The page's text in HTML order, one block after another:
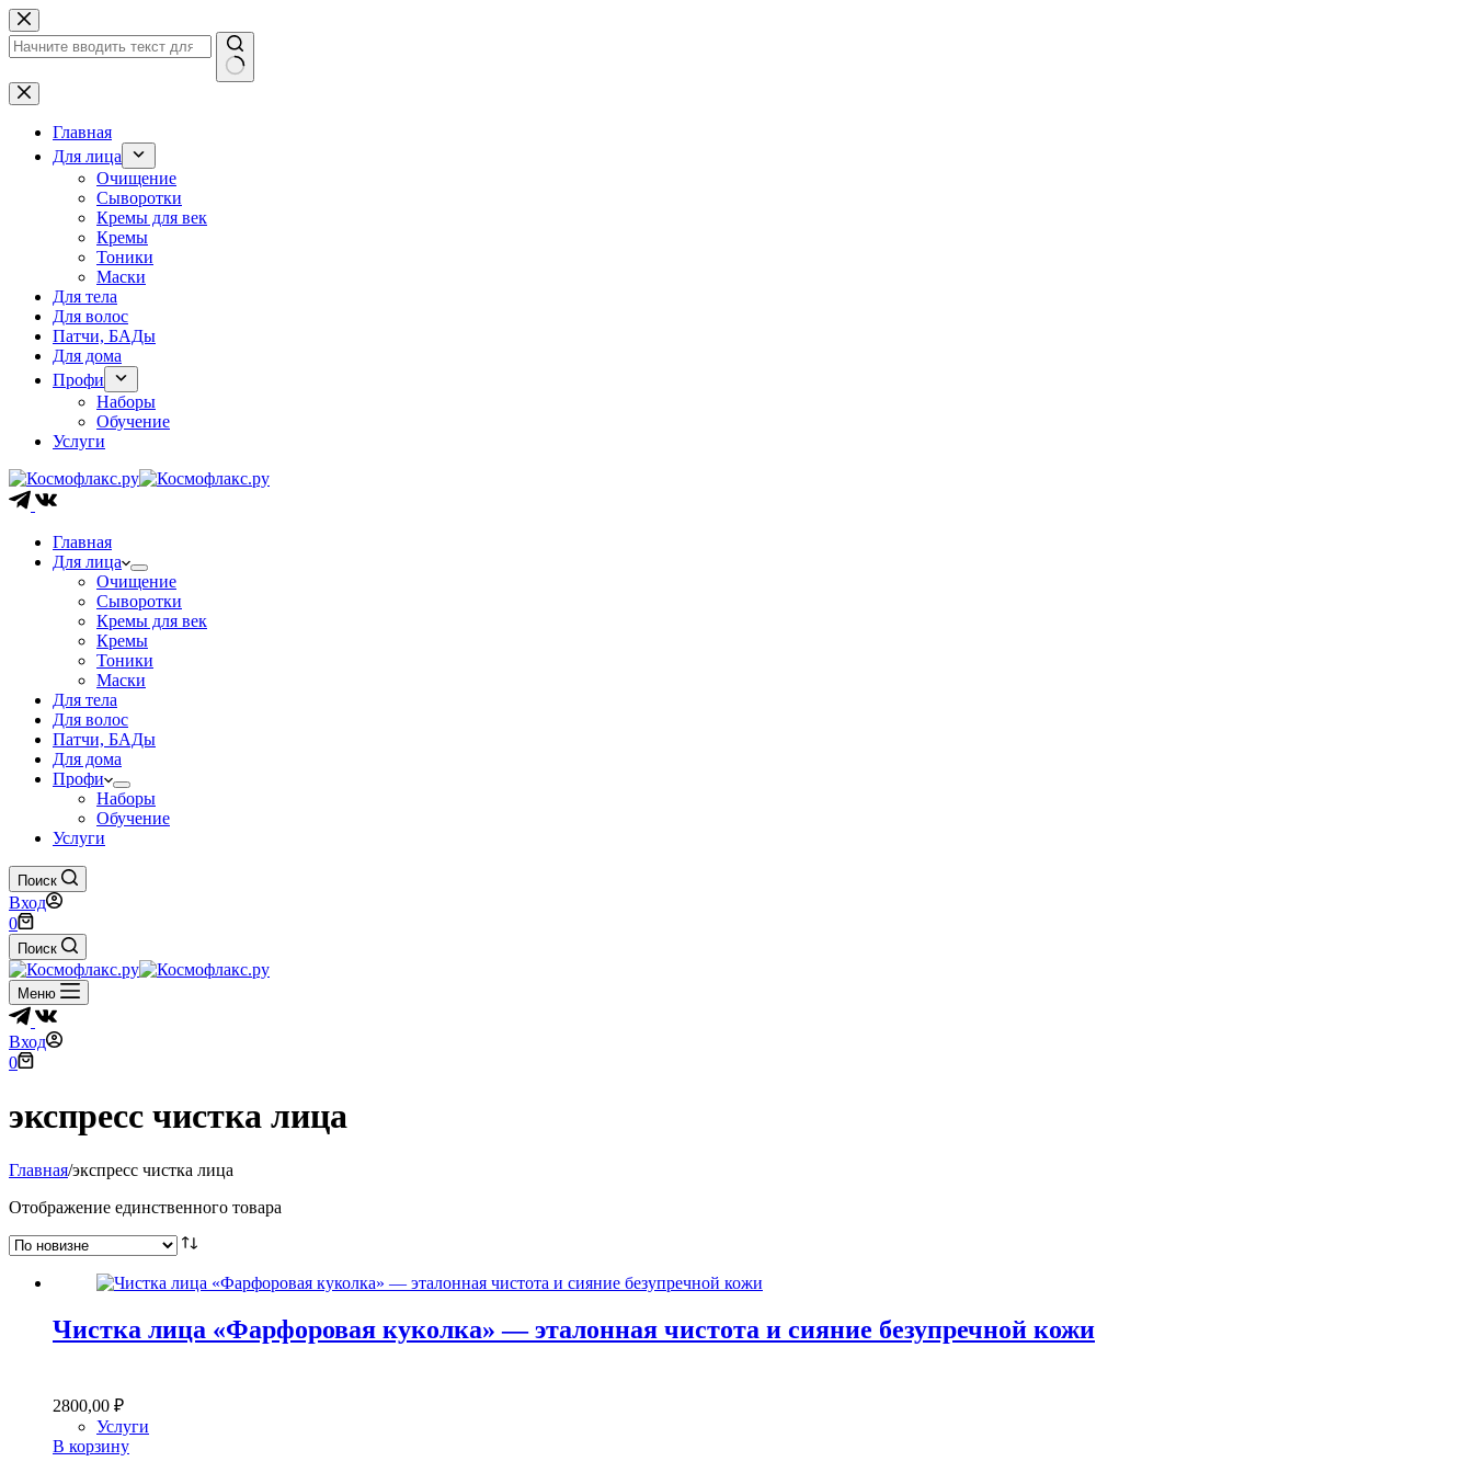
Перейти
к
сути
Ничего
не
найденоГлавная
Для лица
Очищение
Сыворотки
Кремы для век
Кремы
Тоники
Маски
Для тела
Для волос
Патчи, БАДы
Для дома
Профи
Наборы
Обучение
Услуги
Главная
Для лица
Очищение
Сыворотки
Кремы для век
Кремы
Тоники
Маски
Для тела
Для волос
Патчи, БАДы
Для дома
Профи
Наборы
Обучение
Услуги
Поиск
Вход
Корзина
0
Поиск
Меню
Вход
Корзина
0
экспресс чистка лица
Главная/экспресс чистка лица
Отображение единственного товара
Чистка лица «Фарфоровая куколка» — эталонная чистота и сияние безупречной кожи
2800,00 ₽
Услуги
В корзину